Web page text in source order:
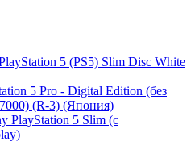
5 (PS5) Slim Disc White
5 Pro - Digital Edition (без
(R-3) (Япония)
PlayStation 5 Slim (с